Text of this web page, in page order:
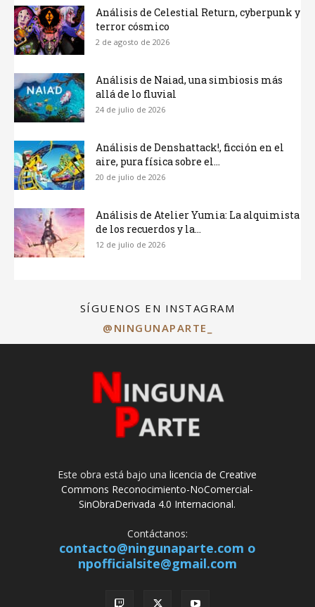
Análisis de Celestial Return, cyberpunk y
terror cósmico
2 de agosto de 2026
Análisis de Naiad, una simbiosis más
allá de lo fluvial
24 de julio de 2026
Análisis de Denshattack!, ficción en el
aire, pura física sobre el...
20 de julio de 2026
Análisis de Atelier Yumia: La alquimista
de los recuerdos y la...
12 de julio de 2026
SÍGUENOS EN INSTAGRAM
@NINGUNAPARTE_
Este obra está bajo unalicencia de Creative
Commons Reconocimiento-NoComercial-
SinObraDerivada 4.0 Internacional.
Contáctanos:
contacto@ningunaparte.com o
npofficialsite@gmail.com